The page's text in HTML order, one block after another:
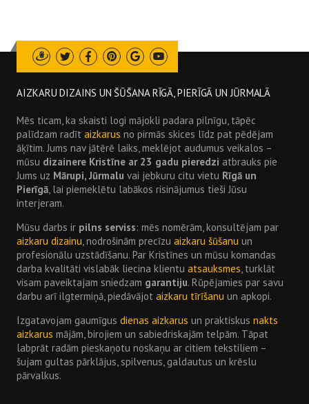
Draugiem
TwitterFacebookPinterest
GoogleYoutube
AIZKARU DIZAINS UN ŠŪŠANA RĪGĀ, PIERĪGĀ UN JŪRMALĀ
Mēs ticam, ka skaisti logi mājokli padara pilnīgu, tāpēc
palīdzam radītaizkarus no pirmās skices līdz pat pēdējam
āķītim. Jums nav jātērē laiks, meklējot audumus veikalos –
mūsu dizainere Kristīne ar 23 gadu pieredzi atbrauks pie
Jums uz Mārupi, Jūrmalu vai jebkuru citu vietu Rīgā un
Pierīgā, lai piemeklētu labākos risinājumus tieši Jūsu
interjeram.
Mūsu darbs ir pilns serviss: mēs nomērām, konsultējam par
aizkaru dizainu, nodrošinām precīzuaizkaru šūšanu un
profesionālu uzstādīšanu. Par Kristīnes un mūsu komandas
darba kvalitāti vislabāk liecina klientuatsauksmes, turklāt
visam paveiktajam sniedzam garantiju. Rūpējamies par savu
darbu arī ilgtermiņā, piedāvājotaizkaru tīrīšanu un apkopi.
Izgatavojam gaumīgusdienas aizkarus un praktiskusnakts
aizkarus mājām, birojiem un sabiedriskajām telpām. Tāpat
labprāt radām pieskaņotu noskaņu ar citiem tekstiliem –
šujam gultas pārklājus, spilvenus, galdautus un krēslu
pārvalkus.